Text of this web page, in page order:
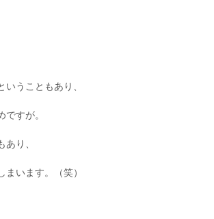
いうこともあり、
すが。
り、
います。（笑）